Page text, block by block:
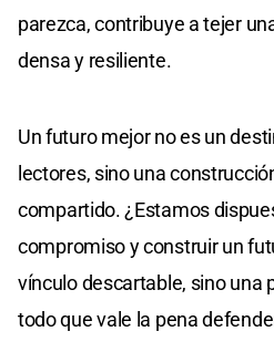
parezca, contribuye a tejer
densa y resiliente.
Un futuro mejor no es un
lectores, sino una
compartido. ¿Estamos
compromiso y construir un
vínculo descartable, sino una
todo que vale la pena